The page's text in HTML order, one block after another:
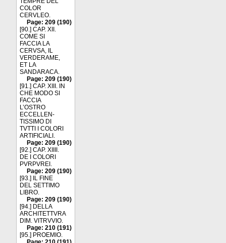
COLOR
CERVLEO.
Page: 209 (190)
[90.] CAP. XII.
COME SI
FACCIA LA
CERVSA, IL
VERDERAME,
ET LA
SANDARACA.
Page: 209 (190)
[91.] CAP. XIII. IN
CHE MODO SI
FACCIA
L’OSTRO
ECCELLEN-
TISSIMO DI
TVTTI I COLORI
ARTIFICIALI.
Page: 209 (190)
[92.] CAP. XIIII.
DE I COLORI
PVRPVREI.
Page: 209 (190)
[93.] IL FINE
DEL SETTIMO
LIBRO.
Page: 209 (190)
[94.] DELLA
ARCHITETTVRA
DIM. VITRVVIO.
Page: 210 (191)
[95.] PROEMIO.